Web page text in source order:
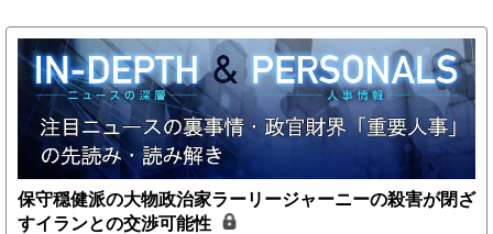
保守穏健派の大物政治家ラーリージャーニーの殺害が閉ざ
すイランとの交渉可能性